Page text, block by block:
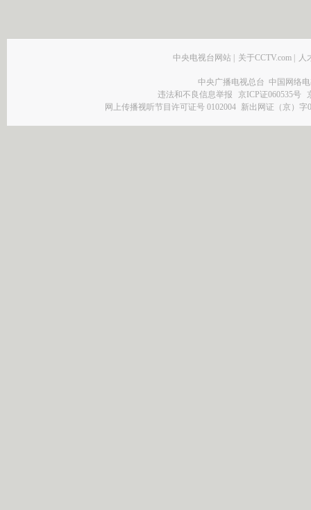
中央电视台网站 关于CCTV.com 人
中央广播电视总台 中国网络
违法和不良信息举报
京ICP证060535号
网上传播视听节目许可证号 0102004 新出网证（京）